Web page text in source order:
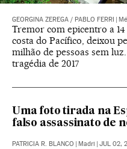
GEORGINA ZEREGA / PABLO FERRI
Tremor com epicentro a
costa do Pacífico, deixou
milhão de pessoas sem
tragédia de 2017
Uma foto tirada na
falso assassinato de
PATRICIA R. BLANCO Madri JUL 02,